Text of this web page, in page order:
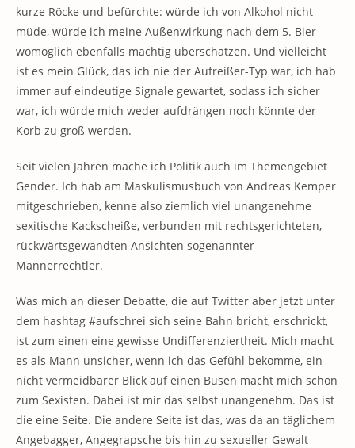
kurze Röcke und befürchte: würde ich von Alkohol nicht
müde, würde ich meine Außenwirkung nach dem 5. Bier
womöglich ebenfalls mächtig überschätzen. Und vielleicht
ist es mein Glück, das ich nie der Aufreißer-Typ war, ich hab
immer auf eindeutige Signale gewartet, sodass ich sicher
war, ich würde mich weder aufdrängen noch könnte der
Korb zu groß werden.
Seit vielen Jahren mache ich Politik auch im Themengebiet
Gender. Ich hab am Maskulismusbuch von Andreas Kemper
mitgeschrieben, kenne also ziemlich viel unangenehme
sexitische Kackscheiße, verbunden mit rechtsgerichteten,
rückwärtsgewandten Ansichten sogenannter
Männerrechtler.
Was mich an dieser Debatte, die auf Twitter aber jetzt unter
dem hashtag #aufschrei sich seine Bahn bricht, erschrickt,
ist zum einen eine gewisse Undifferenziertheit. Mich macht
es als Mann unsicher, wenn ich das Gefühl bekomme, ein
nicht vermeidbarer Blick auf einen Busen macht mich schon
zum Sexisten. Dabei ist mir das selbst unangenehm. Das ist
die eine Seite. Die andere Seite ist das, was da an täglichem
Angebagger, Angegrapsche bis hin zu sexueller Gewalt